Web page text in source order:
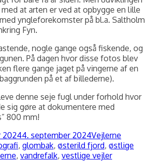
at arten er ved at opbygge en lille
yngleforekomster på bl.a. Saltholm
Fyn.
nogle gange også fiskende, og
På dagen hvor disse fotos blev
flere gange jaget på vingerne af en
på et af billederne).
denne seje fugl under forhold hvor
sig gøre at dokumentere med
800 mm!
20244. september 2024Kategorier
Vejlerne
, glombak, østerild fjord, østlige
, vandrefalk, vestlige vejler